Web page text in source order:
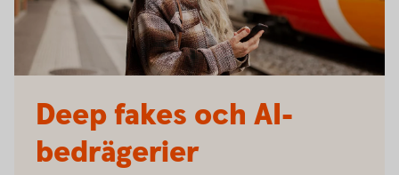
Deep fakes och AI-
bedrägerier